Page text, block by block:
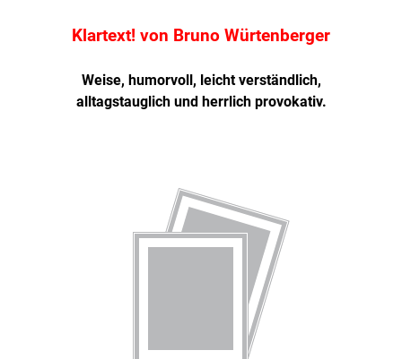
Klartext! von Bruno Würtenberger
Weise, humorvoll, leicht verständlich,
alltagstauglich und herrlich provokativ.